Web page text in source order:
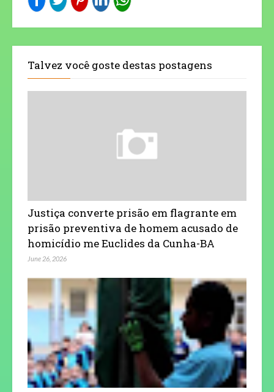
Talvez você goste destas postagens
Justiça converte prisão em flagrante em
prisão preventiva de homem acusado de
homicídio me Euclides da Cunha-BA
June 26, 2026